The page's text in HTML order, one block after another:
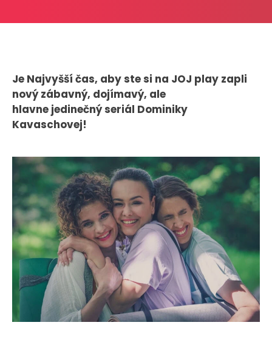
Tím
Kariéra
Tlačové správy
B2B Rozhovory
VEREJNÉ VYSIELANIE MS 2026
KONTAKT
Je Najvyšší čas, aby ste si na JOJ play zapli
nový zábavný, dojímavý, ale
hlavne jedinečný seriál Dominiky
Kavaschovej!